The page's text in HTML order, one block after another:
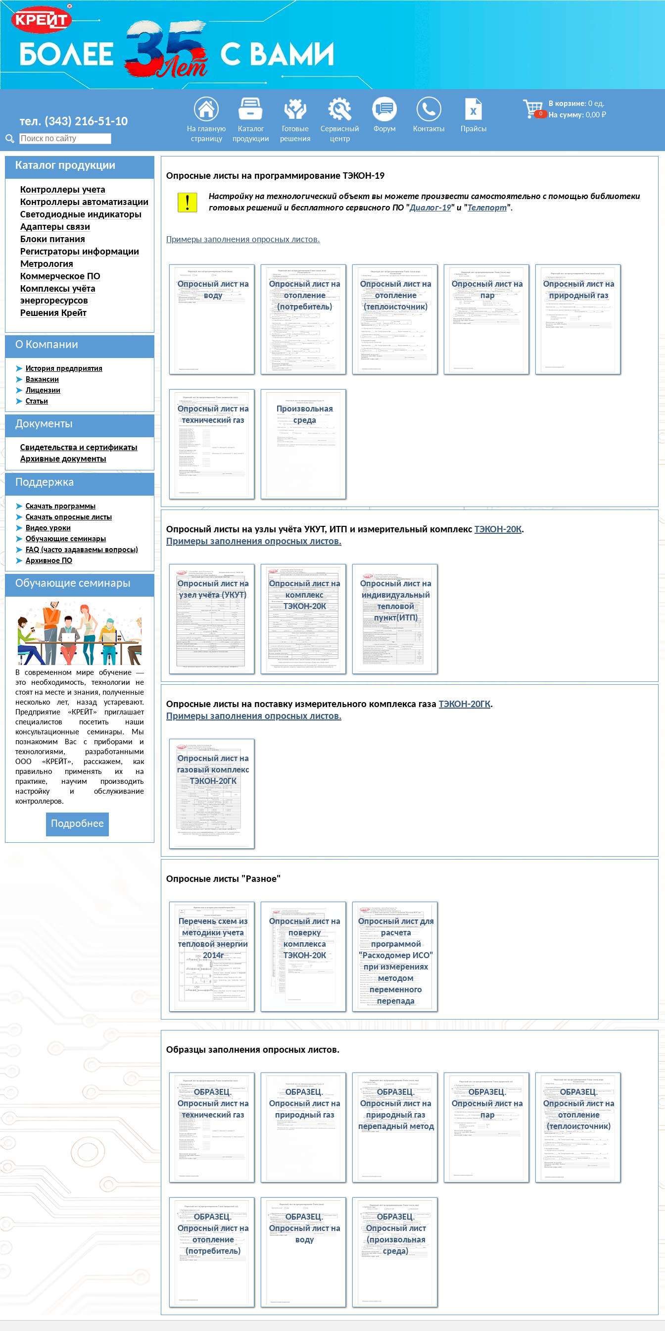
тел. (343) 216-51-10
На главную
страницу
Каталог
продукции
Готовые
решения
Сервисный
центр
Форум Контакты Прайсы
0
В корзине: 0 ед.
На сумму: 0,00 ₽
Каталог продукции
Контроллеры учета
Контроллеры автоматизации
Светодиодные индикаторы
Адаптеры связи
Блоки питания
Регистраторы информации
Метрология
Коммерческое ПО
Комплексы учёта
энергоресурсов
Решения Крейт
О Компании
История предприятия
Вакансии
Лицензии
Статьи
Документы
Свидетельства и сертификаты
Архивные документы
Поддержка
Скачать программы
Скачать опросные листы
Видео уроки
Обучающие семинары
FAQ (часто задаваемы вопросы)
Архивное ПО
Обучающие семинары
В современном мире обучение —
это необходимость, технологии не
стоят на месте и знания, полученные
несколько лет, назад устаревают.
Предприятие «КРЕЙТ» приглашает
специалистов посетить наши
консультационные семинары. Мы
познакомим Вас с приборами и
технологиями, разработанными
ООО «КРЕЙТ», расскажем, как
правильно применять их на
практике, научим производить
настройку и обслуживание
контроллеров.
Подробнее
Опросные листы на программирование ТЭКОН-19
Настройку на технологический объект вы можете произвести самостоятельно с помощью библиотеки
готовых решений и бесплатного сервисного ПО "Диалог-19" и "Телепорт".
Примеры заполнения опросных листов.
Опросный лист на
воду
Опросный лист на
отопление
(потребитель)
Опросный лист на
отопление
(теплоисточник)
Опросный лист на
пар
Опросный лист на
природный газ
Опросный лист на
технический газ
Произвольная
среда
Опросный листы на узлы учёта УКУТ, ИТП и измерительный комплекс ТЭКОН-20К.
Примеры заполнения опросных листов.
Опросный лист на
узел учёта (УКУТ)
Опросный лист на
комплекс
ТЭКОН-20К
Опросный лист на
индивидуальный
тепловой
пункт(ИТП)
Опросные листы на поставку измерительного комплекса газа ТЭКОН-20ГК.
Примеры заполнения опросных листов.
Опросный лист на
газовый комплекс
ТЭКОН-20ГК
Опросные листы "Разное"
Перечень схем из
методики учета
тепловой энергии
2014г
Опросный лист на
поверку
комплекса
ТЭКОН-20К
Опросный лист для
расчета
программой
"Расходомер ИСО"
при измерениях
методом
переменного
перепада
Образцы заполнения опросных листов.
ОБРАЗЕЦ.
Опросный лист на
технический газ
ОБРАЗЕЦ.
Опросный лист на
природный газ
ОБРАЗЕЦ.
Опросный лист на
природный газ
перепадный метод
ОБРАЗЕЦ.
Опросный лист на
пар
ОБРАЗЕЦ.
Опросный лист на
отопление
(теплоисточник)
ОБРАЗЕЦ.
Опросный лист на
отопление
(потребитель)
ОБРАЗЕЦ.
Опросный лист на
воду
ОБРАЗЕЦ.
Опросный лист
(произвольная
среда)